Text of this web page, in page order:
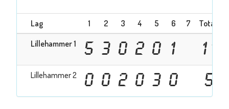
Lag 1 2 3 4 5 6 7
Totalt
Lillehammer 1
5 3 0 2 0 1 11
Lillehammer 2 0 0 2 0 3 0 5